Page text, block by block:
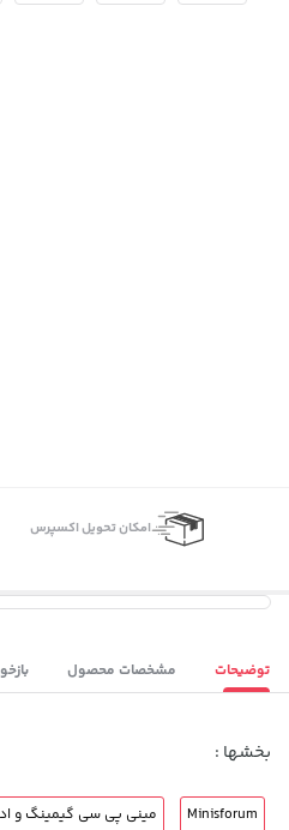
اﻣﮑﺎن ﺗﺤﻮﯾﻞ اﮐﺴﭙﺮس
توضیحات مشخصات محصول
بخشها :
Minisforum مینی پی سی گیمینگ و